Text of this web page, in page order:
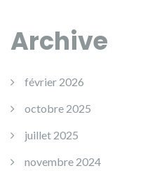
Archive
février 2026
octobre 2025
juillet 2025
novembre 2024